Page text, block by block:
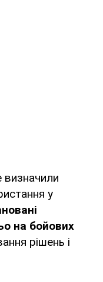
визначили
у
на бойових
рішень і